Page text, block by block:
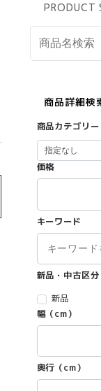
PRODUCT
商品詳細検
商品カテゴリー
価格
キーワード
新品・中古区分
新品
幅（cm）
奥行（cm）